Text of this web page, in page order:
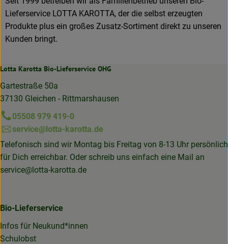
Lieferservice LOTTA KAROTTA, der die selbst erzeugten
Produkte plus ein großes Zusatz-Sortiment direkt zu unseren
Kunden bringt.
Lotta Karotta Bio-Lieferservice OHG
Gartestraße 50a
37130 Gleichen - Rittmarshausen
05508 979 419-0
service@lotta-karotta.de
Telefonisch sind wir Montag bis Freitag von 8-13 Uhr persönlich
für Dich erreichbar. Oder schreib uns einfach eine Mail an
service@lotta-karotta.de
Bio-Lieferservice
Infos für Neukund*innen
Schulobst